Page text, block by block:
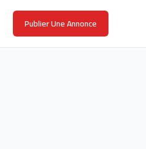
Publier Une Annonce